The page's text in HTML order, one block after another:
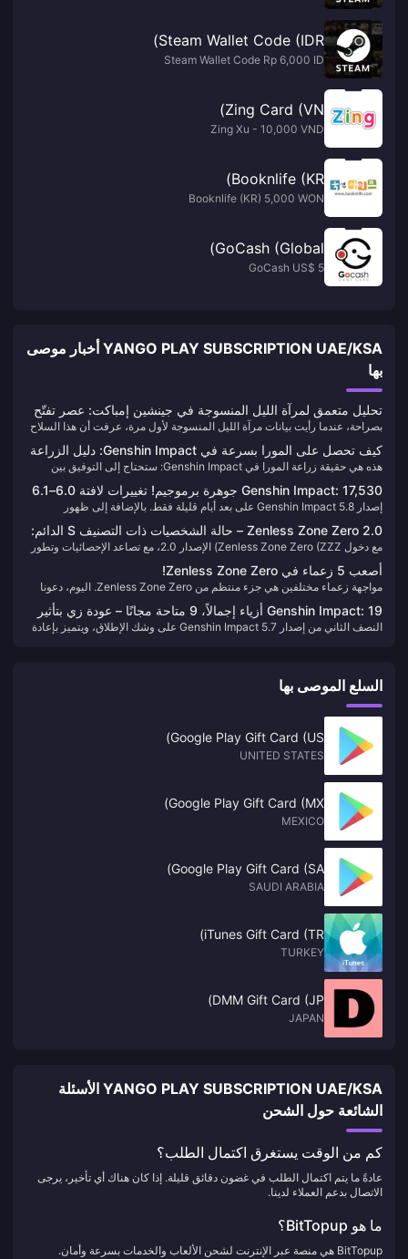
Steam Wallet Code (IDR)
Steam Wallet Code Rp 6,000 ID
Zing Card (VN)
Zing Xu - 10,000 VND
Booknlife (KR)
Booknlife (KR) 5,000 WON
GoCash (Global)
GoCash US$ 5
YANGO PLAY SUBSCRIPTION UAE/KSA أخبار موصى
بها
تحليل متعمق لمرآة الليل المنسوجة في جينشين إمباكت: عصر تفتّح
القمر لسلاح لاوما الخاص
بصراحة، عندما رأيت بيانات مرآة الليل المنسوجة لأول مرة، عرفت أن هذا السلاح
بالإضافة إلى مهارة "ترنيمة الألفية" المبالغ فيها، زيادة ضرر تفاعل التفتّح بنسبة
120%-240%؟ هذه الأرقام وحدها مثيرة للحماس.
كيف تحصل على المورا بسرعة في Genshin Impact: دليل الزراعة
الكامل لعام 2025
هذه هي حقيقة زراعة المورا في Genshin Impact: ستحتاج إلى التوفيق بين
تدمير الآثار وصيد الصناديق، بالإضافة إلى اتخاذ قرارات ذكية بشأن إنفاق الراتنج
على أزهار الثروة. إذا قمت بذلك بشكل صحيح؟ ستحصل على أكثر من 500,000
مورا أسبوعيًا.
Genshin Impact: 17,530 جوهرة برموجيم! تغييرات لافتة 6.0–6.1
وكشف عن 5 شخصيات جديدة!
إصدار Genshin Impact 5.8 على بعد أيام قليلة فقط. بالإضافة إلى ظهور
الشهيرة Setaria في النصف الأول من البانر. المسافرون الذين يرغبون في
سحبها—لا تفوتوا هذه الفرصة!
Zenless Zone Zero 2.0 – حالة الشخصيات ذات التصنيف S الدائم:
العديد منها على وشك أن تصبح قديمة!
مع دخول Zenless Zone Zero (ZZZ) الإصدار 2.0، مع تصاعد الإحصائيات وتطور
الآليات، لا تزال بعض الشخصيات تحتل المراتب العليا، بينما بدأت أخرى تفقد
2.0.
أصعب 5 زعماء في Zenless Zone Zero!
مواجهة زعماء مختلفين هي جزء منتظم من Zenless Zone Zero. اليوم، دعونا
Genshin Impact: 19 أزياء إجمالاً، 9 متاحة مجانًا – عودة زي بتأثير
خاص بعد ثلاث إصدارات رئيسية؟
النصف الثاني من إصدار Genshin Impact 5.7 على وشك الإطلاق، ويتميز بإعادة
السلع الموصى بها
Google Play Gift Card (US)
UNITED STATES
Google Play Gift Card (MX)
MEXICO
Google Play Gift Card (SA)
SAUDI ARABIA
iTunes Gift Card (TR)
TURKEY
DMM Gift Card (JP)
JAPAN
YANGO PLAY SUBSCRIPTION UAE/KSA الأسئلة
الشائعة حول الشحن
كم من الوقت يستغرق اكتمال الطلب؟
عادةً ما يتم اكتمال الطلب في غضون دقائق قليلة. إذا كان هناك أي تأخير، يرجى
الاتصال بدعم العملاء لدينا.
ما هو BitTopup؟
BitTopup هي منصة عبر الإنترنت لشحن الألعاب والخدمات بسرعة وأمان.